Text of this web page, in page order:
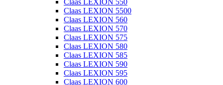
Claas LEXION 550
Claas LEXION 5500
Claas LEXION 560
Claas LEXION 570
Claas LEXION 575
Claas LEXION 580
Claas LEXION 585
Claas LEXION 590
Claas LEXION 595
Claas LEXION 600